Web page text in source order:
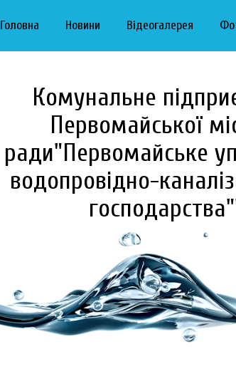
Головна Новини Відеогалерея
Комунальне
Первомайської
ради"Первомайське
водопровідно-